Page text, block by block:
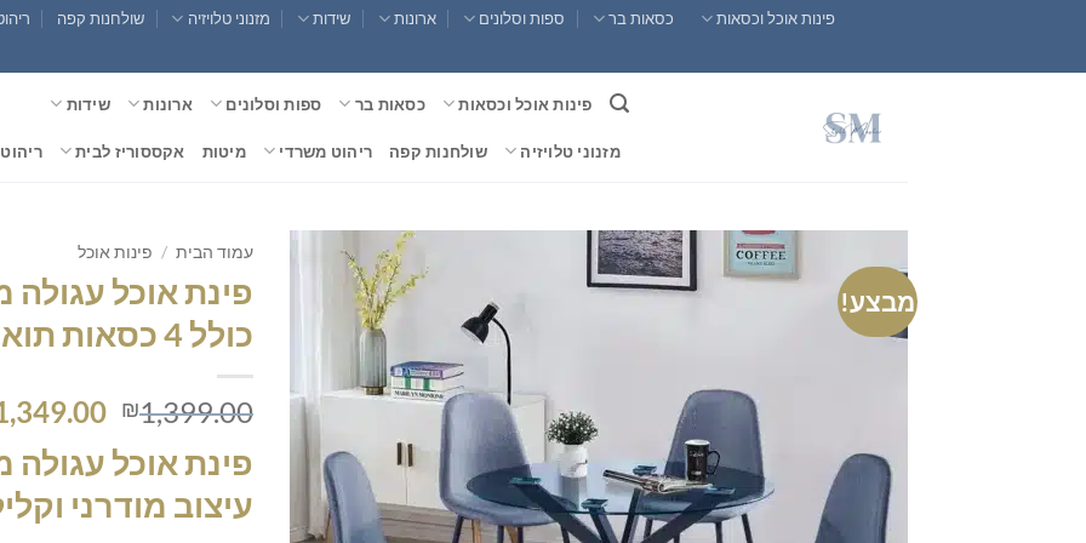
content
פינות אוכל וכסאות כסאות בר ספות וסלונים ארונות שידות מזנוני טלויזיה שולחנות קפה
פינות אוכל וכסאות כסאות בר ספות וסלונים ארונות שידות
מזנוני טלויזיה שולחנות קפה ריהוט משרדי מיטות אקססוריז לבית ריהוט
מבצע!
עמוד הבית / פינות אוכל
פינת אוכל עגולה
כולל 4 כסאות תואמים
₪1,399.00
המחיר
היה:
פינת אוכל עגולה
עיצוב מודרני